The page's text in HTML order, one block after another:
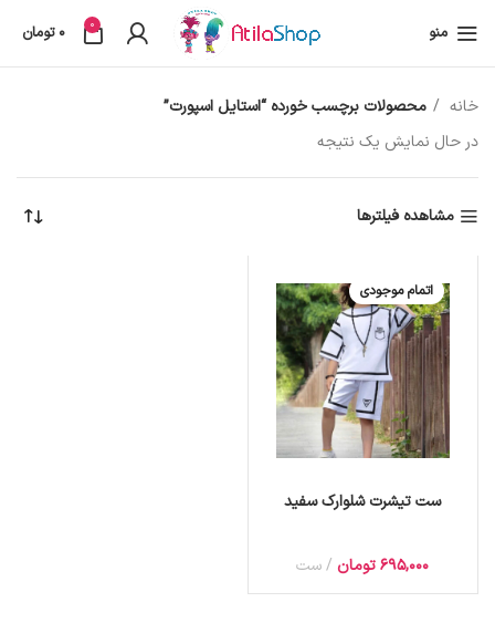
منو 0
0 تومان
خانه
محصولات برچسب خورده “استایل اسپورت”
در حال نمایش یک نتیجه
مشاهده فیلترها
اتمام موجودی
ست تیشرت شلوارک سفید
695,000 تومان ست